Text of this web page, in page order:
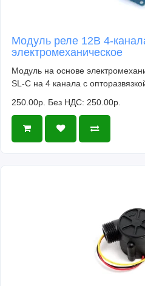
Модуль реле 12В 4-
электромеханическое
Модуль на основе
SL-C на 4 канала с
250.00р. Без НДС: 250.00р.